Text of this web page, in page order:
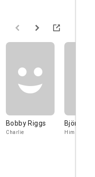
Bobby Riggs
Charlie
Björn Borg
Himself